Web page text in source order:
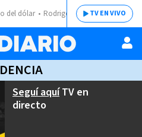
del dólar Rodrigo ChavesTV EN VIVO
Seguí aquíTV en
directo